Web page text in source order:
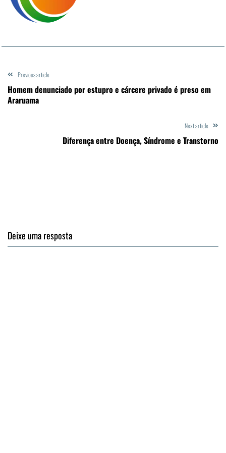
Previous article
Homem denunciado por estupro e cárcere privado é preso em
Araruama
Next article
Diferença entre Doença, Síndrome e Transtorno
Deixe uma resposta